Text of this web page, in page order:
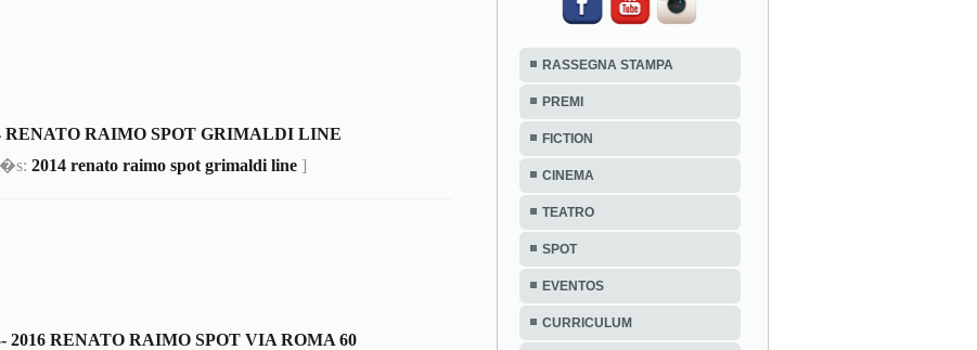
RENATO RAIMO SPOT GRIMALDI LINE
2014 renato raimo spot grimaldi line ]
2016 RENATO RAIMO SPOT VIA ROMA 60
RASSEGNA STAMPA
PREMI
FICTION
CINEMA
TEATRO
SPOT
EVENTOS
CURRICULUM